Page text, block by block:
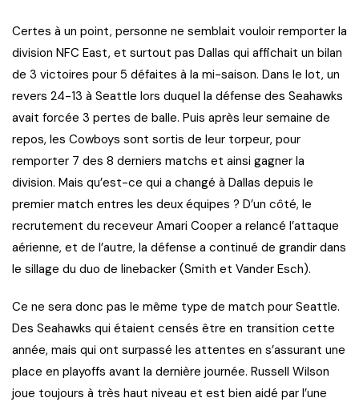
Certes à un point, personne ne semblait vouloir remporter la
division NFC East, et surtout pas Dallas qui affichait un bilan
de 3 victoires pour 5 défaites à la mi-saison. Dans le lot, un
revers 24-13 à Seattle lors duquel la défense des Seahawks
avait forcée 3 pertes de balle. Puis après leur semaine de
repos, les Cowboys sont sortis de leur torpeur, pour
remporter 7 des 8 derniers matchs et ainsi gagner la
division. Mais qu’est-ce qui a changé à Dallas depuis le
premier match entres les deux équipes ? D’un côté, le
recrutement du receveur Amari Cooper a relancé l’attaque
aérienne, et de l’autre, la défense a continué de grandir dans
le sillage du duo de linebacker (Smith et Vander Esch).
Ce ne sera donc pas le même type de match pour Seattle.
Des Seahawks qui étaient censés être en transition cette
année, mais qui ont surpassé les attentes en s’assurant une
place en playoffs avant la dernière journée. Russell Wilson
joue toujours à très haut niveau et est bien aidé par l’une